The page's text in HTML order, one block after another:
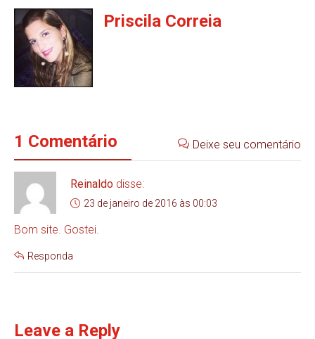
Priscila Correia
1 Comentário Deixe seu comentário
Reinaldo disse:
23 de janeiro de 2016 às 00:03
Bom site. Gostei.
Responda
Leave a Reply